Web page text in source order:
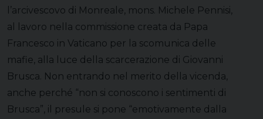
l’arcivescovo di Monreale, mons. Michele Pennisi,
al lavoro nella commissione creata da Papa
Francesco in Vaticano per la scomunica delle
mafie, alla luce della scarcerazione di Giovanni
Brusca. Non entrando nel merito della vicenda,
anche perché “non si conoscono i sentimenti di
Brusca”, il presule si pone “emotivamente dalla